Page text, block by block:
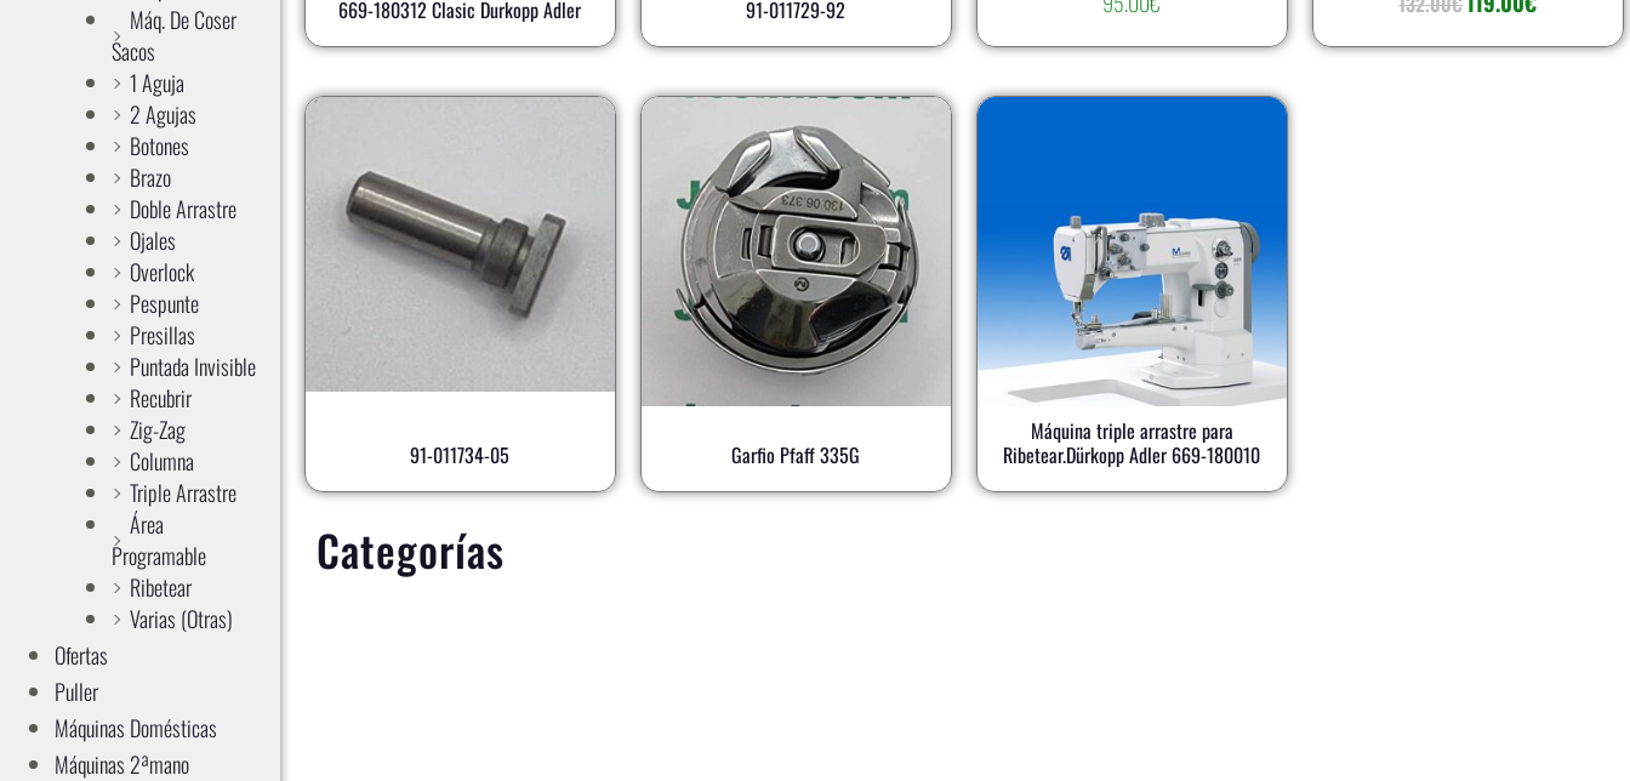
Máq. De Coser
Sacos
1 Aguja
2 Agujas
Botones
Brazo
Doble Arrastre
Ojales
Overlock
Pespunte
Presillas
Puntada Invisible
Recubrir
Zig-Zag
Columna
Triple Arrastre
Área
Programable
Ribetear
Varias (otras)
Ofertas
Puller
Máquinas Domésticas
Máquinas 2ªmano
669-180312 Clasic Durkopp Adler 91-011729-92
91-011734-05 Garfio Pfaff 335G
Máquina triple arrastre para
Ribetear.Dürkopp Adler 669-180010
Categorías